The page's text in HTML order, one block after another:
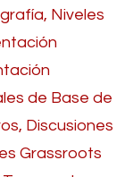
Niveles
de Base de
Discusiones
Grassroots